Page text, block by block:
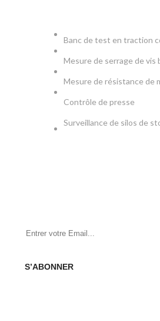
Banc de test en traction
Mesure de serrage de vis
Mesure de résistance de
Contrôle de presse
Surveillance de silos de
S’ABONNER